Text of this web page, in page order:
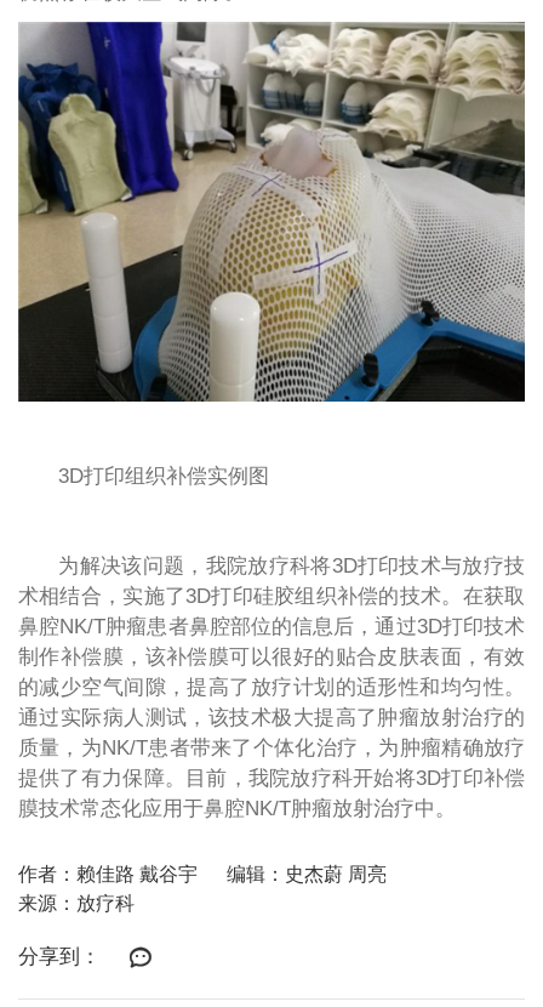
3D打印组织补偿实例图
为解决该问题，我院放疗科将3D打印技术与放疗技
术相结合，实施了3D打印硅胶组织补偿的技术。在获取
鼻腔NK/T肿瘤患者鼻腔部位的信息后，通过3D打印技术
制作补偿膜，该补偿膜可以很好的贴合皮肤表面，有效
的减少空气间隙，提高了放疗计划的适形性和均匀性。
通过实际病人测试，该技术极大提高了肿瘤放射治疗的
质量，为NK/T患者带来了个体化治疗，为肿瘤精确放疗
提供了有力保障。目前，我院放疗科开始将3D打印补偿
膜技术常态化应用于鼻腔NK/T肿瘤放射治疗中。
作者：赖佳路 戴谷宇
编辑：史杰蔚 周亮
来源：放疗科
分享到：